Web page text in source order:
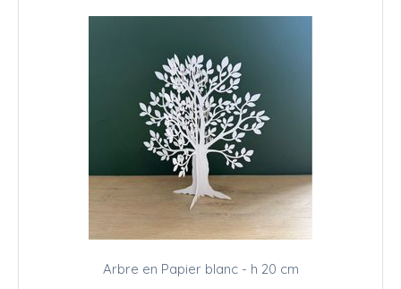
Arbre en Papier blanc - h 20 cm